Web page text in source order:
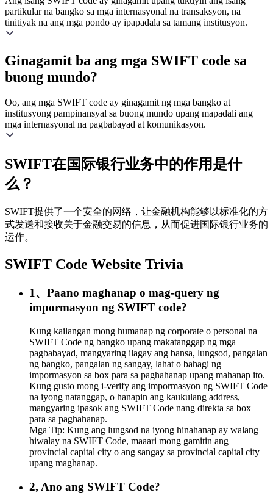
partikular na bangko sa mga internasyonal na transaksyon, na
tinitiyak na ang mga pondo ay ipapadala sa tamang institusyon.
Ginagamit ba ang mga SWIFT code sa
buong mundo?
Oo, ang mga SWIFT code ay ginagamit ng mga bangko at
institusyong pampinansyal sa buong mundo upang mapadali ang
mga internasyonal na pagbabayad at komunikasyon.
SWIFT在国际银行业务中的作用是什
么？
SWIFT提供了一个安全的网络，让金融机构能够以标准化的方
式发送和接收关于金融交易的信息，从而促进国际银行业务的
运作。
SWIFT Code Website Trivia
1、Paano maghanap o mag-query ng
impormasyon ng SWIFT code?
Kung kailangan mong humanap ng corporate o personal na
SWIFT Code ng bangko upang makatanggap ng mga
pagbabayad, mangyaring ilagay ang bansa, lungsod, pangalan
ng bangko, pangalan ng sangay, lahat o bahagi ng
impormasyon sa box para sa paghahanap upang mahanap ito.
Kung gusto mong i-verify ang impormasyon ng SWIFT Code
na iyong natanggap, o hanapin ang kaukulang address,
mangyaring ipasok ang SWIFT Code nang direkta sa box
para sa paghahanap.
Mga Tip: Kung ang lungsod na iyong hinahanap ay walang
hiwalay na SWIFT Code, maaari mong gamitin ang
provincial capital city o ang sangay sa provincial capital city
upang maghanap.
2, Ano ang SWIFT Code?